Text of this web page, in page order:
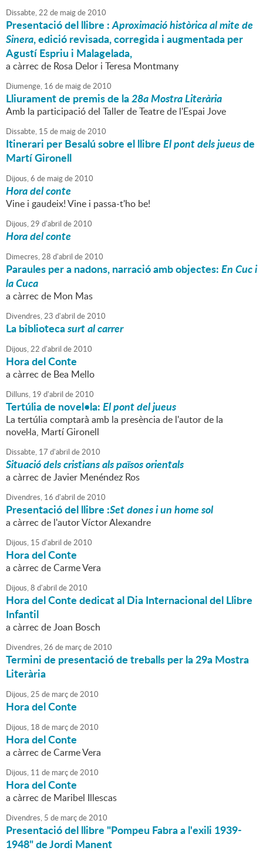
Dissabte,22 de maigde2010
Presentació del llibre :Aproximació històrica al mite de
Sinera, edició revisada, corregida i augmentada per
Agustí Espriu i Malagelada,
a càrrec de Rosa Delor i Teresa Montmany
Diumenge, 16 de maigde2010
Lliurament de premis de la28a Mostra Literària
Amb la participació del Taller de Teatre de l'Espai Jove
Dissabte, 15 de maigde2010
Itinerari per Besalú sobre el llibreEl pont dels jueusde
Martí Gironell
Dijous,6 de maigde2010
Hora del conte
Vine i gaudeix! Vine i passa-t'ho be!
Dijous,29 d'abril de2010
Hora del conte
Dimecres,28 d'abril de2010
Paraules per a nadons, narració amb objectes:En Cuc i
la Cuca
a càrrec de Mon Mas
Divendres,23 d'abril de2010
La bibliotecasurt al carrer
Dijous,22 d'abril de2010
Hora del Conte
a càrrec de Bea Mello
Dilluns, 19 d'abril de2010
Tertúlia de novel•la:El pont del jueus
La tertúlia comptarà amb la presència de l'autor de la
novel·la, Martí Gironell
Dissabte, 17 d'abril de2010
Situació dels cristians als països orientals
a càrrec de Javier Menéndez Ros
Divendres, 16 d'abril de2010
Presentació del llibre :Set dones i un home sol
a càrrec de l'autor Víctor Alexandre
Dijous, 15 d'abril de2010
Hora del Conte
a càrrec de Carme Vera
Dijous,8 d'abril de2010
Hora del Conte dedicat al Dia Internacional del Llibre
Infantil
a càrrec de Joan Bosch
Divendres,26 de marçde2010
Termini de presentació de treballs per la 29a Mostra
Literària
Dijous,25 de marçde2010
Hora del Conte
Dijous, 18 de marçde2010
Hora del Conte
a càrrec de Carme Vera
Dijous, 11 de marçde2010
Hora del Conte
a càrrec de Maribel Illescas
Divendres, 5 de marçde2010
Presentació del llibre "Pompeu Fabra a l'exili 1939-
1948" de Jordi Manent